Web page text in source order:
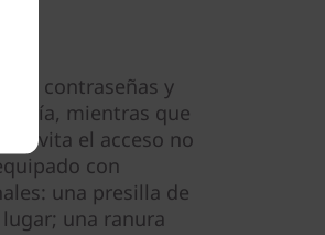
tus contraseñas y
mientras que
evita el acceso no
con
una presilla de
una ranura